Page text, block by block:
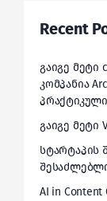
Recent
გაიგე მეტი
კომპანია
გაიგე მეტი
სტარტაპის
AI in